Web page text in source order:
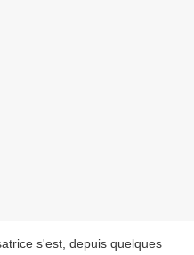
s'est, depuis quelques